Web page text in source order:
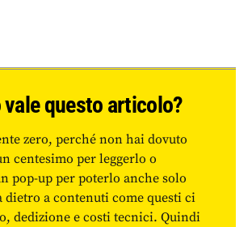
vale questo articolo?
zero, perché non hai dovuto
centesimo per leggerlo o
pop-up per poterlo anche solo
dietro a contenuti come questi ci
dedizione e costi tecnici. Quindi